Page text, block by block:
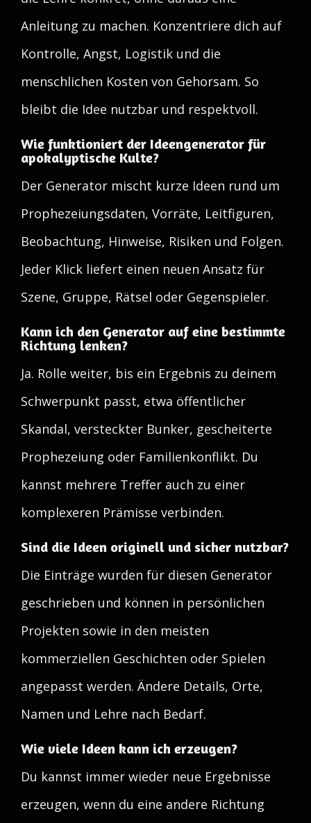
Anleitung zu machen. Konzentriere dich auf
Kontrolle, Angst, Logistik und die
menschlichen Kosten von Gehorsam. So
bleibt die Idee nutzbar und respektvoll.
Wie funktioniert der Ideengenerator für
apokalyptische Kulte?
Der Generator mischt kurze Ideen rund um
Prophezeiungsdaten, Vorräte, Leitfiguren,
Beobachtung, Hinweise, Risiken und Folgen.
Jeder Klick liefert einen neuen Ansatz für
Szene, Gruppe, Rätsel oder Gegenspieler.
Kann ich den Generator auf eine bestimmte
Richtung lenken?
Ja. Rolle weiter, bis ein Ergebnis zu deinem
Schwerpunkt passt, etwa öffentlicher
Skandal, versteckter Bunker, gescheiterte
Prophezeiung oder Familienkonflikt. Du
kannst mehrere Treffer auch zu einer
komplexeren Prämisse verbinden.
Sind die Ideen originell und sicher nutzbar?
Die Einträge wurden für diesen Generator
geschrieben und können in persönlichen
Projekten sowie in den meisten
kommerziellen Geschichten oder Spielen
angepasst werden. Ändere Details, Orte,
Namen und Lehre nach Bedarf.
Wie viele Ideen kann ich erzeugen?
Du kannst immer wieder neue Ergebnisse
erzeugen, wenn du eine andere Richtung